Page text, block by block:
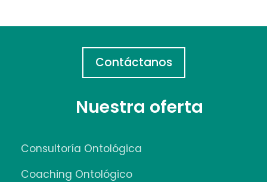
Nuestra oferta
Consultoría Ontológica
Coaching Ontológico
Contáctanos